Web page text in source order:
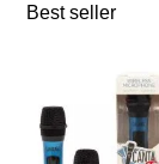
Microfono
Canta
Tu